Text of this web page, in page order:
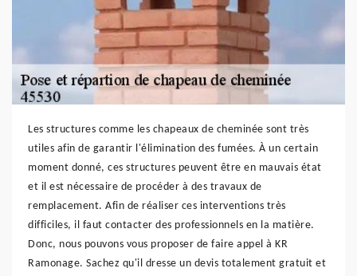
Les structures comme les chapeaux de cheminée sont très
utiles afin de garantir l'élimination des fumées. À un certain
moment donné, ces structures peuvent être en mauvais état
et il est nécessaire de procéder à des travaux de
remplacement. Afin de réaliser ces interventions très
difficiles, il faut contacter des professionnels en la matière.
Donc, nous pouvons vous proposer de faire appel à KR
Ramonage. Sachez qu'il dresse un devis totalement gratuit et